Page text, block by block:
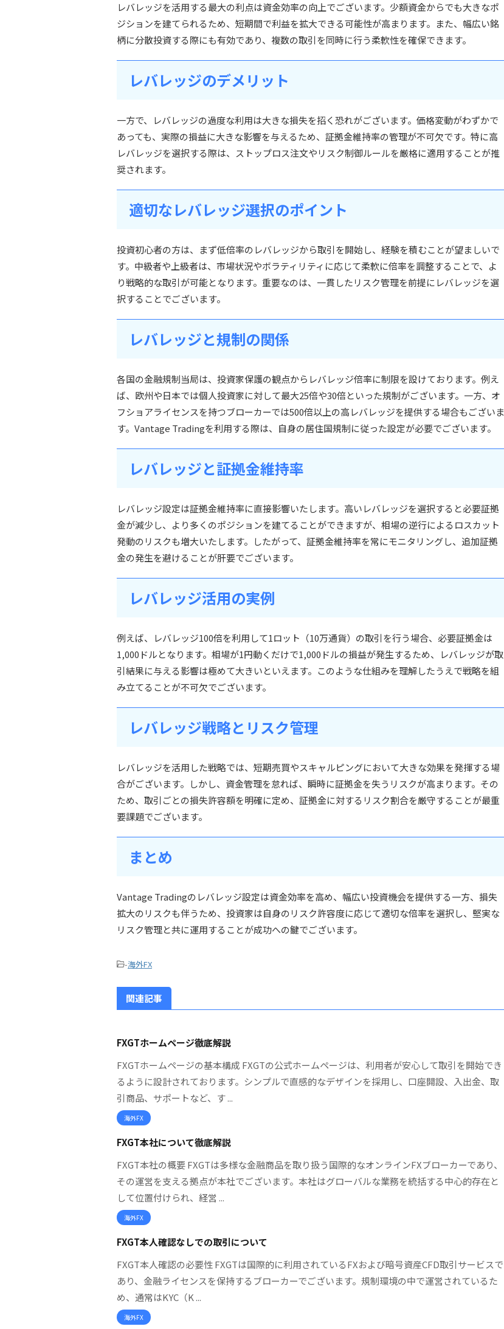
レバレッジを活用する最大の利点は資金効率の向上でございます。少額資金からでも大きなポ
ジションを建てられるため、短期間で利益を拡大できる可能性が高まります。また、幅広い銘
柄に分散投資する際にも有効であり、複数の取引を同時に行う柔軟性を確保できます。
レバレッジのデメリット
一方で、レバレッジの過度な利用は大きな損失を招く恐れがございます。価格変動がわずかで
あっても、実際の損益に大きな影響を与えるため、証拠金維持率の管理が不可欠です。特に高
レバレッジを選択する際は、ストップロス注文やリスク制御ルールを厳格に適用することが推
奨されます。
適切なレバレッジ選択のポイント
投資初心者の方は、まず低倍率のレバレッジから取引を開始し、経験を積むことが望ましいで
す。中級者や上級者は、市場状況やボラティリティに応じて柔軟に倍率を調整することで、よ
り戦略的な取引が可能となります。重要なのは、一貫したリスク管理を前提にレバレッジを選
択することでございます。
レバレッジと規制の関係
各国の金融規制当局は、投資家保護の観点からレバレッジ倍率に制限を設けております。例え
ば、欧州や日本では個人投資家に対して最大25倍や30倍といった規制がございます。一方、オ
フショアライセンスを持つブローカーでは500倍以上の高レバレッジを提供する場合もございま
す。Vantage Tradingを利用する際は、自身の居住国規制に従った設定が必要でございます。
レバレッジと証拠金維持率
レバレッジ設定は証拠金維持率に直接影響いたします。高いレバレッジを選択すると必要証拠
金が減少し、より多くのポジションを建てることができますが、相場の逆行によるロスカット
発動のリスクも増大いたします。したがって、証拠金維持率を常にモニタリングし、追加証拠
金の発生を避けることが肝要でございます。
レバレッジ活用の実例
例えば、レバレッジ100倍を利用して1ロット（10万通貨）の取引を行う場合、必要証拠金は
1,000ドルとなります。相場が1円動くだけで1,000ドルの損益が発生するため、レバレッジが取
引結果に与える影響は極めて大きいといえます。このような仕組みを理解したうえで戦略を組
み立てることが不可欠でございます。
レバレッジ戦略とリスク管理
レバレッジを活用した戦略では、短期売買やスキャルピングにおいて大きな効果を発揮する場
合がございます。しかし、資金管理を怠れば、瞬時に証拠金を失うリスクが高まります。その
ため、取引ごとの損失許容額を明確に定め、証拠金に対するリスク割合を厳守することが最重
要課題でございます。
まとめ
Vantage Tradingのレバレッジ設定は資金効率を高め、幅広い投資機会を提供する一方、損失
拡大のリスクも伴うため、投資家は自身のリスク許容度に応じて適切な倍率を選択し、堅実な
リスク管理と共に運用することが成功への鍵でございます。
-海外FX
関連記事
FXGTホームページ徹底解説
FXGTホームページの基本構成 FXGTの公式ホームページは、利用者が安心して取引を開始でき
るように設計されております。シンプルで直感的なデザインを採用し、口座開設、入出金、取
引商品、サポートなど、す ...
海外FX
FXGT本社について徹底解説
FXGT本社の概要 FXGTは多様な金融商品を取り扱う国際的なオンラインFXブローカーであり、
その運営を支える拠点が本社でございます。本社はグローバルな業務を統括する中心的存在と
して位置付けられ、経営 ...
海外FX
FXGT本人確認なしでの取引について
FXGT本人確認の必要性 FXGTは国際的に利用されているFXおよび暗号資産CFD取引サービスで
あり、金融ライセンスを保持するブローカーでございます。規制環境の中で運営されているた
め、通常はKYC（K ...
海外FX